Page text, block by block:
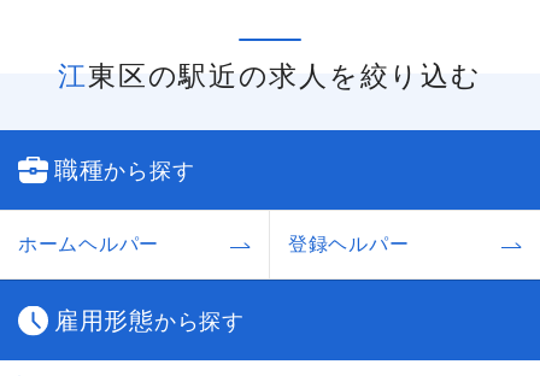
江東区の駅近の求人を絞り込む
職種から探す
ホームヘルパー 登録ヘルパー
雇用形態から探す